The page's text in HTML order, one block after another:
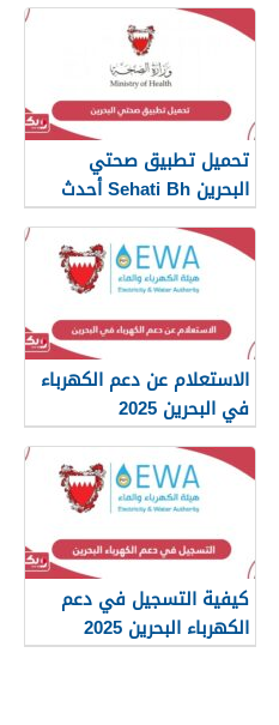
تحميل تطبيق صحتي
البحرين Sehati Bh أحدث
إصدار 2025
الاستعلام عن دعم الكهرباء
في البحرين 2025
كيفية التسجيل في دعم
الكهرباء البحرين 2025